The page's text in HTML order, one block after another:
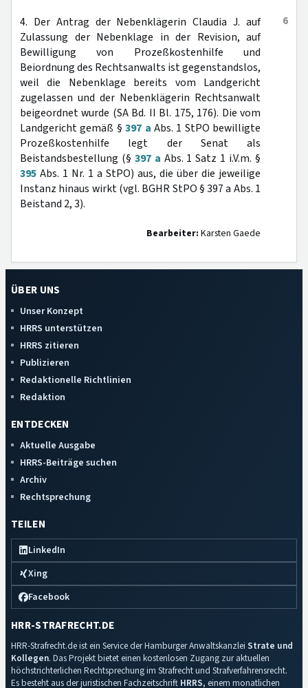
6
4. Der Antrag der Nebenklägerin Claudia J. auf
Zulassung der Nebenklage in der Revision, auf
Bewilligung von Prozeßkostenhilfe und
Beiordnung des Rechtsanwalts ist gegenstandslos,
weil die Nebenklage bereits vom Landgericht
zugelassen und der Nebenklägerin Rechtsanwalt
beigeordnet wurde (SA Bd. II Bl. 175, 176). Die vom
Landgericht gemäß §397 a Abs. 1 StPO bewilligte
Prozeßkostenhilfe legt der Senat als
Beistandsbestellung (§ 397 a Abs. 1 Satz 1 i.V.m. §
395 Abs. 1 Nr. 1 a StPO) aus, die über die jeweilige
Instanz hinaus wirkt (vgl. BGHR StPO § 397 a Abs. 1
Beistand 2, 3).
Bearbeiter: Karsten Gaede
ÜBER UNS
Unser Konzept
HRRS unterstützen
HRRS zitieren
Publizieren
Redaktionelle Richtlinien
Redaktion
ENTDECKEN
Aktuelle Ausgabe
HRRS-Beiträge suchen
Archiv
Rechtsprechung
TEILEN
LinkedIn
Xing
Facebook
HRR-STRAFRECHT.DE
HRR-Strafrecht.de ist ein Service der Hamburger Anwaltskanzlei Strate und
Kollegen. Das Projekt bietet einen kostenlosen Zugang zur aktuellen
höchstrichterlichen Rechtsprechung im Strafrecht und Strafverfahrensrecht.
Es besteht aus der juristischen Fachzeitschrift HRRS, einem monatlichen